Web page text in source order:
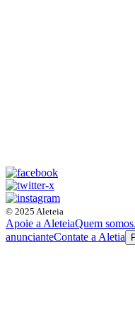
© 2025 Aleteia
Apoie a AleteiaQuem somos
anuncianteContate a Aletia